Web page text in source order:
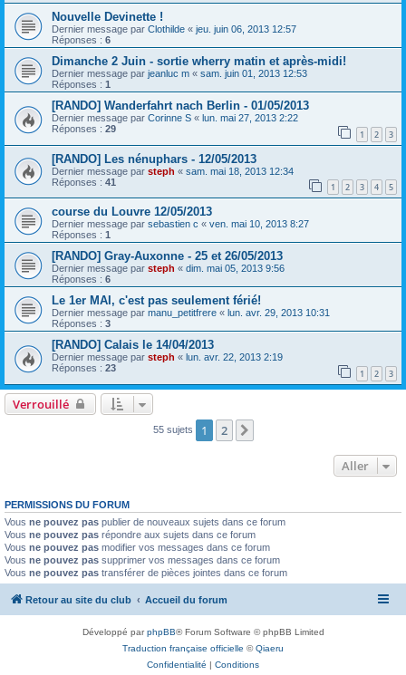
Nouvelle Devinette !
Dernier message par Clothilde « jeu. juin 06, 2013 12:57
Réponses : 6
Dimanche 2 Juin - sortie wherry matin et après-midi!
Dernier message par jeanluc m « sam. juin 01, 2013 12:53
Réponses : 1
[RANDO] Wanderfahrt nach Berlin - 01/05/2013
Dernier message par Corinne S « lun. mai 27, 2013 2:22
Réponses : 29 1 2 3
[RANDO] Les nénuphars - 12/05/2013
Dernier message par steph « sam. mai 18, 2013 12:34
Réponses : 41 1 2 3 4 5
course du Louvre 12/05/2013
Dernier message par sebastien c « ven. mai 10, 2013 8:27
Réponses : 1
[RANDO] Gray-Auxonne - 25 et 26/05/2013
Dernier message par steph « dim. mai 05, 2013 9:56
Réponses : 6
Le 1er MAI, c'est pas seulement férié!
Dernier message par manu_petitfrere « lun. avr. 29, 2013 10:31
Réponses : 3
[RANDO] Calais le 14/04/2013
Dernier message par steph « lun. avr. 22, 2013 2:19
Réponses : 23 1 2 3
Verrouillé
55 sujets 1 2
Aller
PERMISSIONS DU FORUM
Vous ne pouvez pas publier de nouveaux sujets dans ce forum
Vous ne pouvez pas répondre aux sujets dans ce forum
Vous ne pouvez pas modifier vos messages dans ce forum
Vous ne pouvez pas supprimer vos messages dans ce forum
Vous ne pouvez pas transférer de pièces jointes dans ce forum
Retour au site du club Accueil du forum
Développé parphpBB® Forum Software © phpBB Limited
Traduction française officielle ©Qiaeru
Confidentialité
Conditions